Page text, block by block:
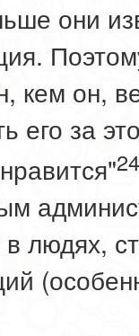
они
кем он,
его за
24
людях,